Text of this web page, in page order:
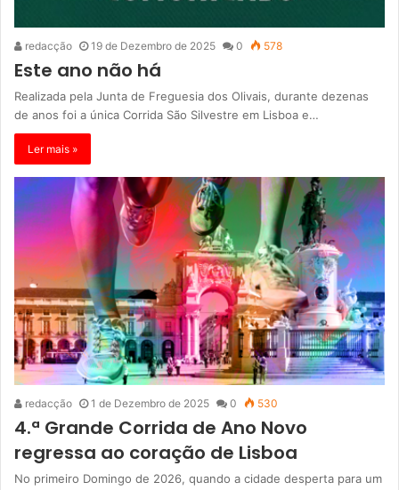
redacção 19 de Dezembro de 2025 0 578
Este ano não há
Realizada pela Junta de Freguesia dos Olivais, durante dezenas
de anos foi a única Corrida São Silvestre em Lisboa e…
Ler mais »
redacção 1 de Dezembro de 2025 0 530
4.ª Grande Corrida de Ano Novo
regressa ao coração de Lisboa
No primeiro Domingo de 2026, quando a cidade desperta para um